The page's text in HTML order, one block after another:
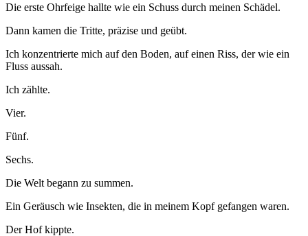
Die erste Ohrfeige hallte wie ein Schuss durch meinen Schädel.
Dann kamen die Tritte, präzise und geübt.
Ich konzentrierte mich auf den Boden, auf einen Riss, der wie ein
Fluss aussah.
Ich zählte.
Vier.
Fünf.
Sechs.
Die Welt begann zu summen.
Ein Geräusch wie Insekten, die in meinem Kopf gefangen waren.
Der Hof kippte.